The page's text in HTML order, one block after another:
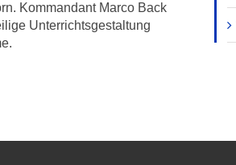
Kommandant Marco Back
Unterrichtsgestaltung